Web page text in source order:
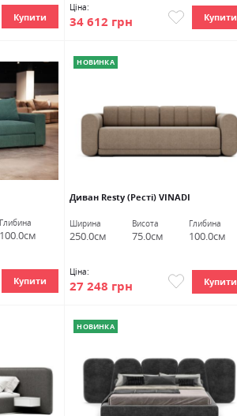
Купити
Ціна:
34 612 грн Купити
Глибина
100.0см
Купити
НОВИНКА
Диван Resty (Ресті) VINADI
Ширина
250.0см
Висота
75.0см
Глибина
100.0см
Ціна:
27 248 грн Купити
НОВИНКА